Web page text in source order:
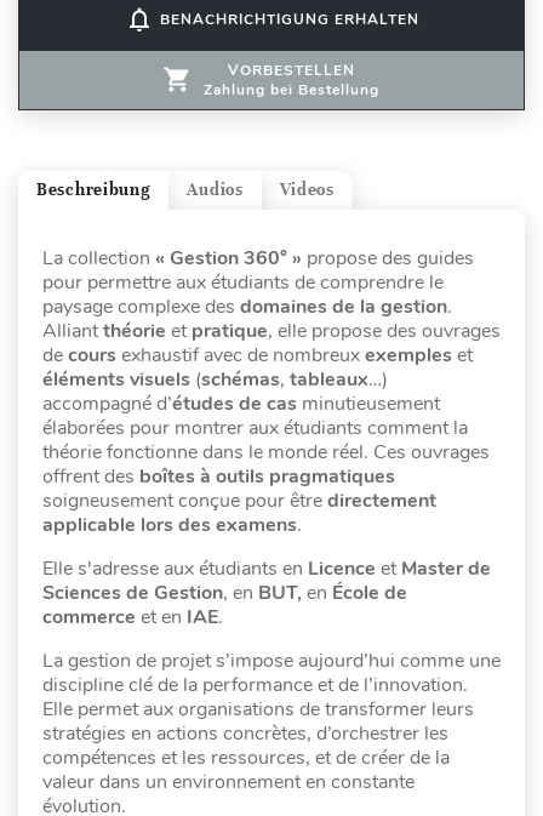
notifications_none BENACHRICHTIGUNG ERHALTEN
VORBESTELLEN
Zahlung bei Bestellung
Videos
Audios
Beschreibung
La collection « Gestion 360° » propose des guides
pour permettre aux étudiants de comprendre le
paysage complexe des domaines de la gestion.
Alliantthéorie etpratique, elle propose des ouvrages
decours exhaustif avec de nombreuxexemples et
éléments visuels (schémas, tableaux…)
accompagné d’études de cas minutieusement
élaborées pour montrer aux étudiants comment la
théorie fonctionne dans le monde réel. Ces ouvrages
offrent des boîtes à outils pragmatiques
soigneusement conçue pour êtredirectement
applicable lors des examens.
Elle s'adresse aux étudiants en Licence etMaster de
Sciences de Gestion, en BUT, en École de
commerce et en IAE.
La gestion de projet s’impose aujourd’hui comme une
discipline clé de la performance et de l’innovation.
Elle permet aux organisations de transformer leurs
stratégies en actions concrètes, d’orchestrer les
compétences et les ressources, et de créer de la
valeur dans un environnement en constante
évolution.